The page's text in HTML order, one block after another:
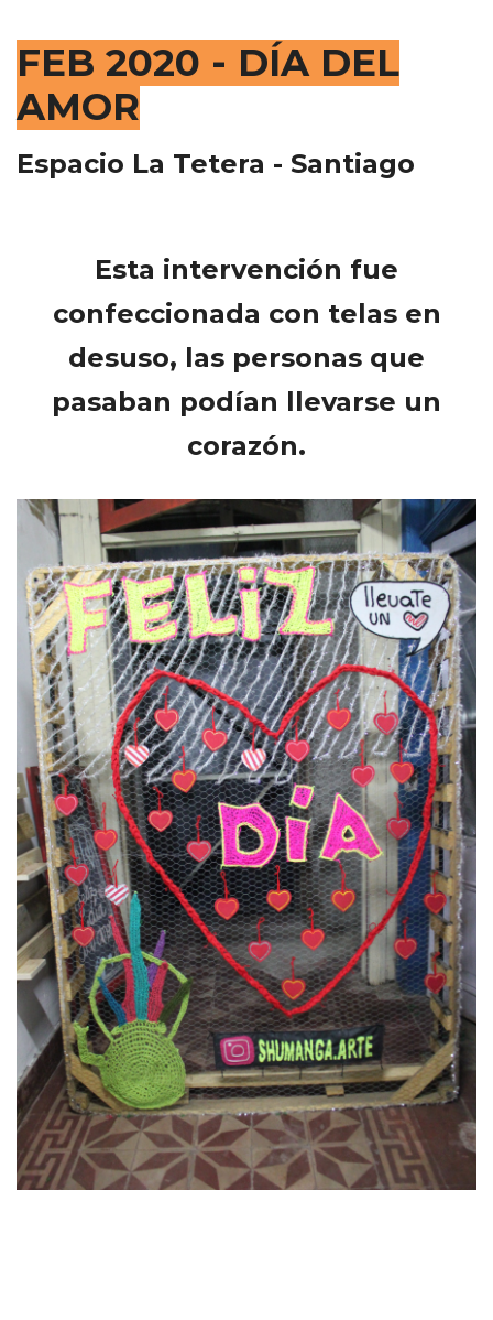
FEB 2020 - DÍA DEL
AMOR
Espacio La Tetera - Santiago
Esta intervención fue
confeccionada con telas en
desuso, las personas que
pasaban podían llevarse un
corazón.